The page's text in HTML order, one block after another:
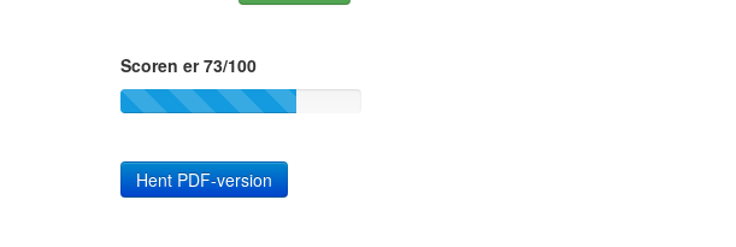
Scoren er 73/100
Hent PDF-version